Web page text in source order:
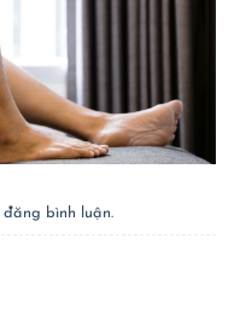
đăng bình luận.